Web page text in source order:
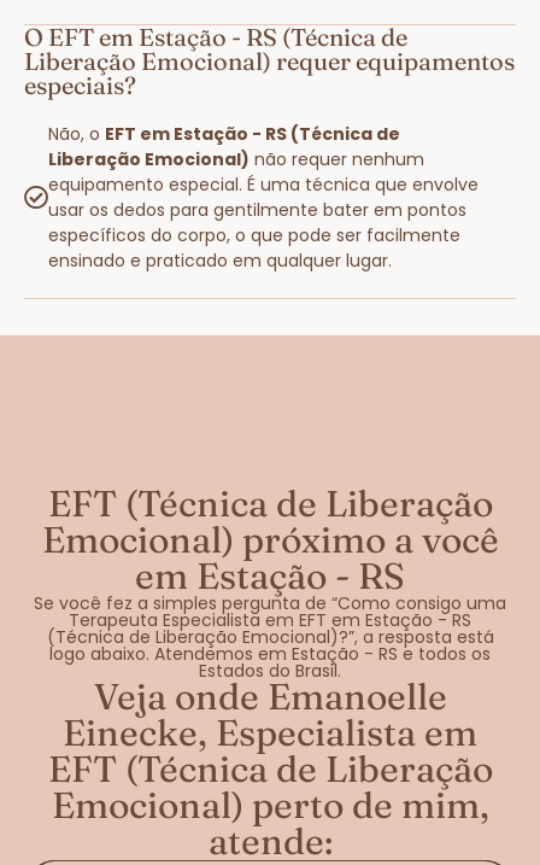
O EFT em Estação - RS (Técnica de
Liberação Emocional) requer equipamentos
especiais?
Não, o EFT em Estação - RS (Técnica de
Liberação Emocional) não requer nenhum
equipamento especial. É uma técnica que envolve
usar os dedos para gentilmente bater em pontos
específicos do corpo, o que pode ser facilmente
ensinado e praticado em qualquer lugar.
EFT (Técnica de Liberação
Emocional) próximo a você
em Estação - RS
Se você fez a simples pergunta de “Como consigo uma
Terapeuta Especialista em EFT em Estação - RS
(Técnica de Liberação Emocional)?”, a resposta está
logo abaixo. Atendemos em Estação - RS e todos os
Estados do Brasil.
Veja onde Emanoelle
Einecke, Especialista em
EFT (Técnica de Liberação
Emocional) perto de mim,
atende: